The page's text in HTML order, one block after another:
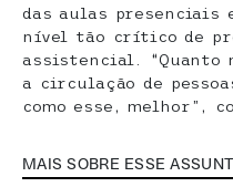
das aulas presenciais
nível tão crítico de
assistencial. “Quanto
a circulação de
como esse, melhor”,
MAIS SOBRE ESSE